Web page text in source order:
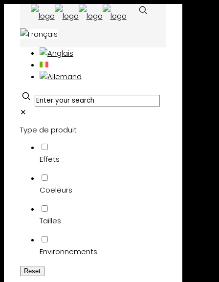
✕
Type de produit
Effets
Coeleurs
Tailles
Environnements
Reset